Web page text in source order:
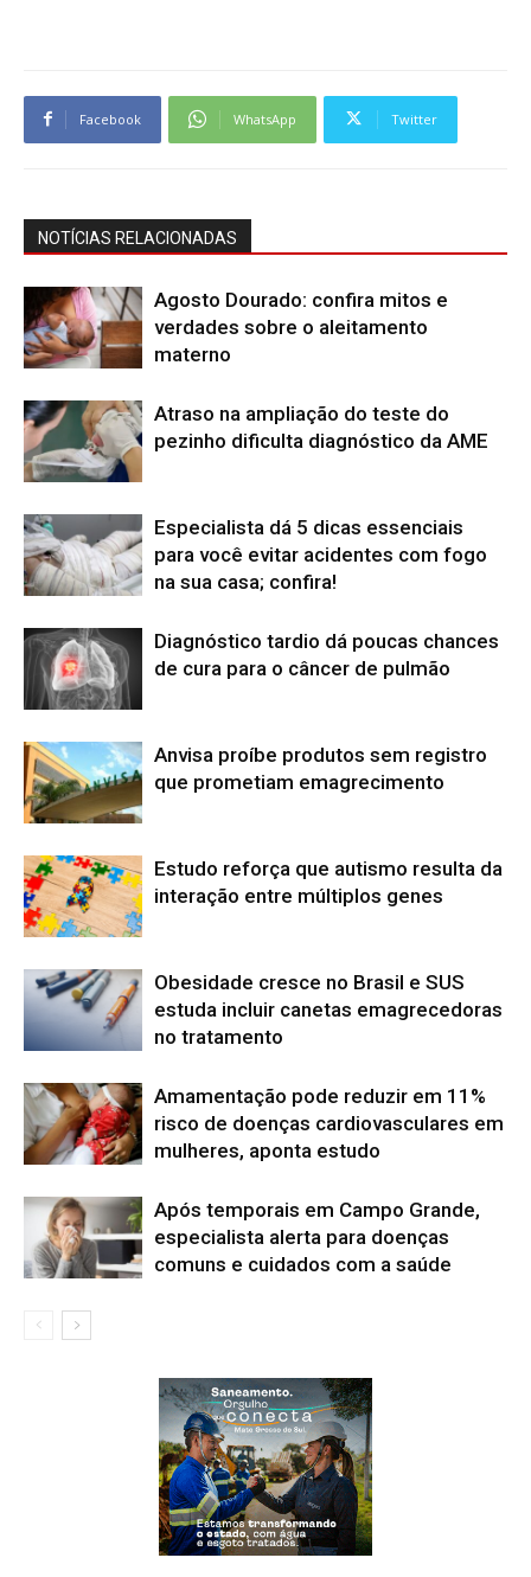
Facebook WhatsApp Twitter
NOTÍCIAS RELACIONADAS
Agosto Dourado: confira mitos e
verdades sobre o aleitamento
materno
Atraso na ampliação do teste do
pezinho dificulta diagnóstico da AME
Especialista dá 5 dicas essenciais
para você evitar acidentes com fogo
na sua casa; confira!
Diagnóstico tardio dá poucas chances
de cura para o câncer de pulmão
Anvisa proíbe produtos sem registro
que prometiam emagrecimento
Estudo reforça que autismo resulta da
interação entre múltiplos genes
Obesidade cresce no Brasil e SUS
estuda incluir canetas emagrecedoras
no tratamento
Amamentação pode reduzir em 11%
risco de doenças cardiovasculares em
mulheres, aponta estudo
Após temporais em Campo Grande,
especialista alerta para doenças
comuns e cuidados com a saúde